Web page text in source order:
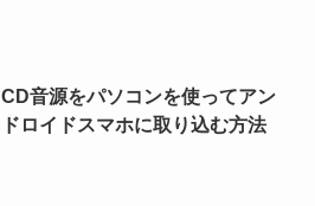
CD音源をパソコンを使ってアン
ドロイドスマホに取り込む方法